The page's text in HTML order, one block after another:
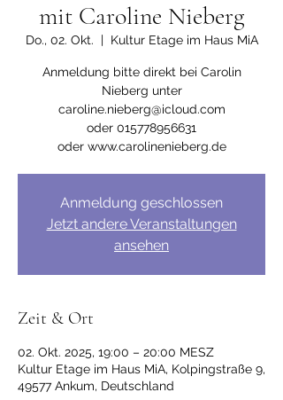
mit Caroline Nieberg
Do., 02. Okt.
  |
Kultur Etage im Haus MiA
Anmeldung bitte direkt bei Carolin
Nieberg unter
caroline.nieberg@icloud.com
oder 015778956631
oder www.carolinenieberg.de
Anmeldung geschlossen
Jetzt andere Veranstaltungen
ansehen
Zeit & Ort
02. Okt. 2025, 19:00 – 20:00 MESZ
Kultur Etage im Haus MiA, Kolpingstraße 9,
49577 Ankum, Deutschland